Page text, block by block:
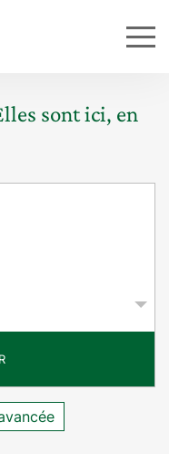
sont ici, en